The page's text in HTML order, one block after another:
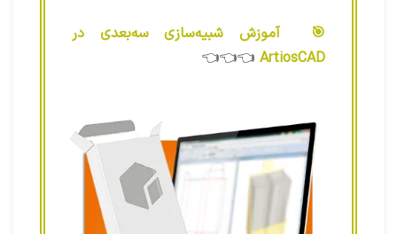
🎯 آموزش شبیه‌سازی سه‌بعدی در
ArtiosCAD
👈👈👈